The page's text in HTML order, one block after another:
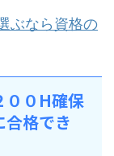
ぶなら資格の
００H確保
格でき